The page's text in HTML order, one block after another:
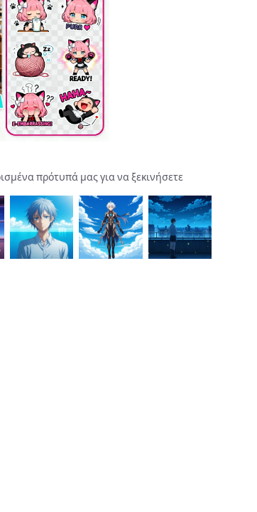
πρότυπά μας για να ξεκινήσετε